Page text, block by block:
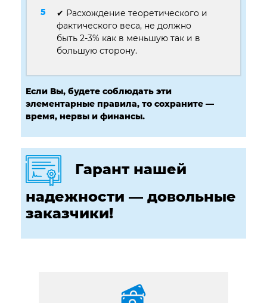
✔ Расхождение теоретического и
фактического веса, не должно
быть 2-3% как в меньшую так и в
большую сторону.
Если Вы, будете соблюдать эти
элементарные правила, то сохраните —
время, нервы и финансы.
Гарант нашей
надежности — довольные
заказчики!